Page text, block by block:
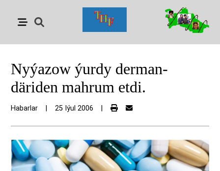
Nyýazow ýurdy derman-
däriden mahrum etdi.
Habarlar 25 Iýul 2006